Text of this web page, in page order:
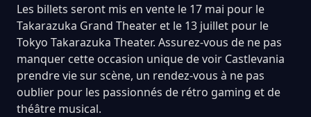
Les billets seront mis en vente le 17 mai pour le
Takarazuka Grand Theater et le 13 juillet pour le
Tokyo Takarazuka Theater. Assurez-vous de ne pas
manquer cette occasion unique de voir Castlevania
prendre vie sur scène, un rendez-vous à ne pas
oublier pour les passionnés de rétro gaming et de
théâtre musical.